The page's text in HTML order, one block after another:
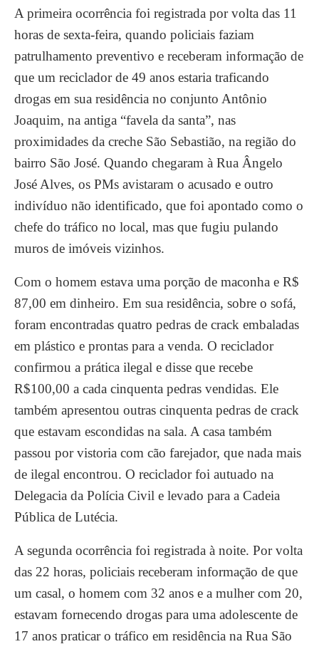
A primeira ocorrência foi registrada por volta das 11
horas de sexta-feira, quando policiais faziam
patrulhamento preventivo e receberam informação de
que um reciclador de 49 anos estaria traficando
drogas em sua residência no conjunto Antônio
Joaquim, na antiga “favela da santa”, nas
proximidades da creche São Sebastião, na região do
bairro São José. Quando chegaram à Rua Ângelo
José Alves, os PMs avistaram o acusado e outro
indivíduo não identificado, que foi apontado como o
chefe do tráfico no local, mas que fugiu pulando
muros de imóveis vizinhos.
Com o homem estava uma porção de maconha e R$
87,00 em dinheiro. Em sua residência, sobre o sofá,
foram encontradas quatro pedras de crack embaladas
em plástico e prontas para a venda. O reciclador
confirmou a prática ilegal e disse que recebe
R$100,00 a cada cinquenta pedras vendidas. Ele
também apresentou outras cinquenta pedras de crack
que estavam escondidas na sala. A casa também
passou por vistoria com cão farejador, que nada mais
de ilegal encontrou. O reciclador foi autuado na
Delegacia da Polícia Civil e levado para a Cadeia
Pública de Lutécia.
A segunda ocorrência foi registrada à noite. Por volta
das 22 horas, policiais receberam informação de que
um casal, o homem com 32 anos e a mulher com 20,
estavam fornecendo drogas para uma adolescente de
17 anos praticar o tráfico em residência na Rua São